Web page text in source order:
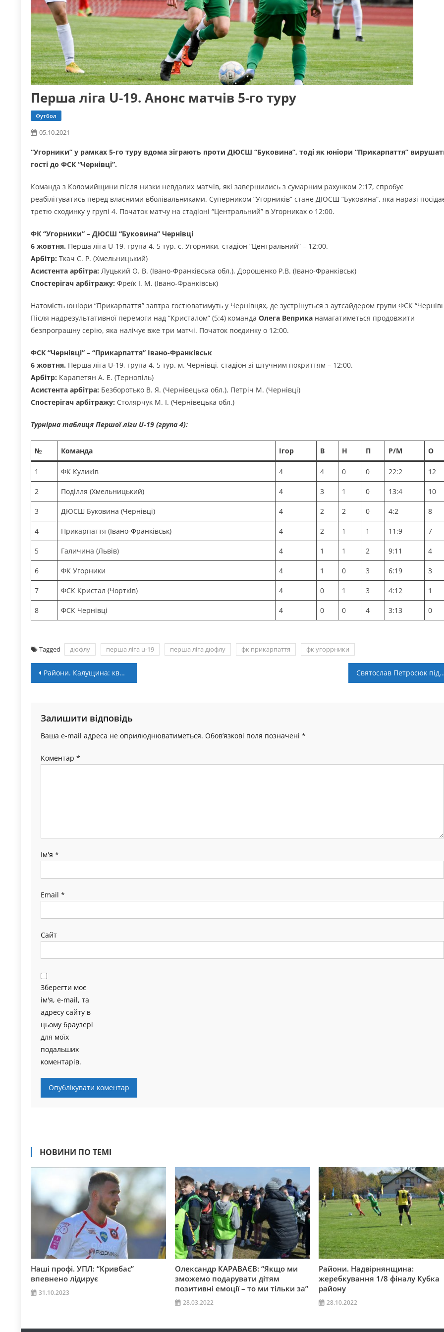
Перша ліга U-19. Анонс матчів 5-го туру
Футбол
05.10.2021
“Угорники” у рамках 5-го туру вдома зіграють проти ДЮСШ “Буковина”, тоді як юніори “Прикарпаття”
гості до ФСК “Чернівці”.
Команда з Коломийщини після низки невдалих матчів, які завершились з сумарним рахунком 2:17, спробує
реабілітуватись перед власними вболівальниками. Суперником “Угорників” стане ДЮСШ “Буковина”, яка наразі
третю сходинку у групі 4. Початок матчу на стадіоні “Центральний” в Угорниках о 12:00.
ФК “Угорники” – ДЮСШ “Буковина” Чернівці
6 жовтня. Перша ліга U-19, група 4, 5 тур. с. Угорники, стадіон “Центральний” – 12:00.
Арбітр: Ткач С. Р. (Хмельницький)
Асистента арбітра: Луцький О. В. (Івано-Франківська обл.), Дорошенко Р.В. (Івано-Франківськ)
Спостерігач арбітражу: Фреїк І. М. (Івано-Франківськ)
Натомість юніори “Прикарпаття” завтра гостюватимуть у Чернівцях, де зустрінуться з аутсайдером групи ФСК
Після надрезультативної перемоги над “Кристалом” (5:4) команда Олега Веприка намагатиметься продовжити
безпрограшну серію, яка налічує вже три матчі. Початок поєдинку о 12:00.
ФСК “Чернівці” – “Прикарпаття” Івано-Франківськ
6 жовтня. Перша ліга U-19, група 4, 5 тур. м. Чернівці, стадіон зі штучним покриттям – 12:00.
Арбітр: Карапетян А. Е. (Тернопіль)
Асистента арбітра: Безборотько В. Я. (Чернівецька обл.), Петріч М. (Чернівці)
Спостерігач арбітражу: Столярчук М. І. (Чернівецька обл.)
Турнірна таблиця Першої ліги U-19 (група 4):
№ Команда Ігор В Н П Р/М О
1 ФК Куликів 4 4 0 0 22:2 12
2 Поділля (Хмельницький) 4 3 1 0 13:4 10
3 ДЮСШ Буковина (Чернівці) 4 2 2 0 4:2 8
4 Прикарпаття (Івано-Франківськ) 4 2 1 1 11:9 7
5 Галичина (Львів) 4 1 1 2 9:11 4
6 ФК Угорники 4 1 0 3 6:19 3
7 ФСК Кристал (Чортків) 4 0 1 3 4:12 1
8 ФСК Чернівці 4 0 0 4 3:13 0
Tagged дюфлу перша ліга u-19 перша ліга дюфлу фк прикарпаття фк угоррники
Навігація
Райони. Калущина: квартет команд без поразок Святослав Петросюк підсилив клуб Першої ліги
Залишити відповідь
Ваша e-mail адреса не оприлюднюватиметься. Обов’язкові поля позначені *
Коментар *
Ім'я *
Email *
Сайт
Зберегти моє
ім'я, e-mail, та
адресу сайту в
цьому браузері
для моїх
подальших
коментарів.
НОВИНИ ПО ТЕМІ
Наші профі. УПЛ: “Кривбас”
впевнено лідирує
31.10.2023
Олександр КАРАВАЄВ: “Якщо ми
зможемо подарувати дітям
позитивні емоції – то ми тільки за”
28.03.2022
Райони. Надвірнянщина:
жеребкування 1/8 фіналу Кубка
району
28.10.2022